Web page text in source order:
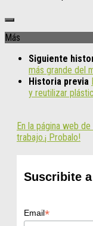
Más
Siguiente
más grande del
Historia previa
y reutilizar
En la página web
trabajo.¡ Probalo!
Suscribite
Email*